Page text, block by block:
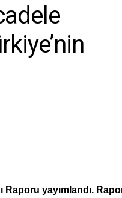
yayımlandı.